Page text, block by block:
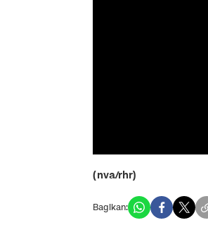
(nva/rhr)
Bagikan: